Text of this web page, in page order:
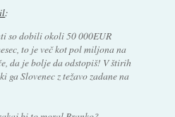
:
so dobili okoli 50 000EUR
to je več kot pol miljona na
da je bolje da odstopiš! V štirih
Slovenec z težavo zadane na